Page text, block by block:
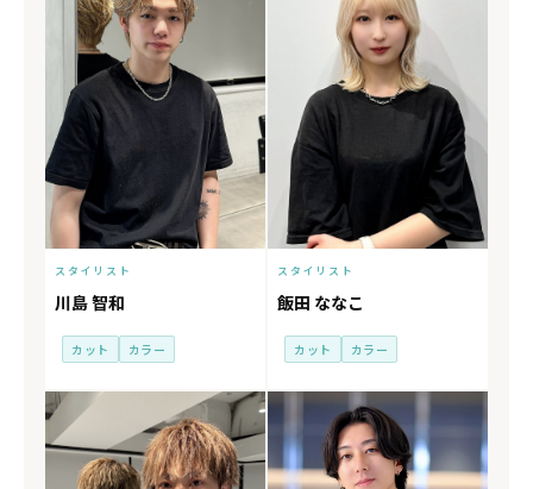
スタイリスト
川島 智和
カット カラー
スタイリスト
飯田 ななこ
カット カラー